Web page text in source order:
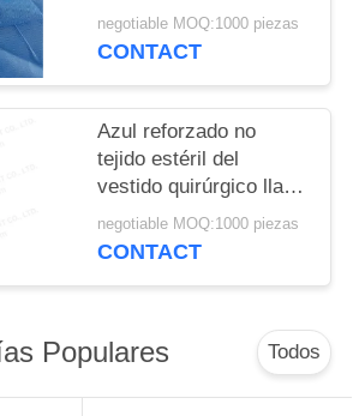
aislamiento
negotiable MOQ:1000 piezas
CONTACT
Azul reforzado no
tejido estéril del
vestido quirúrgico llano
negotiable MOQ:1000 piezas
CONTACT
Populares Todos